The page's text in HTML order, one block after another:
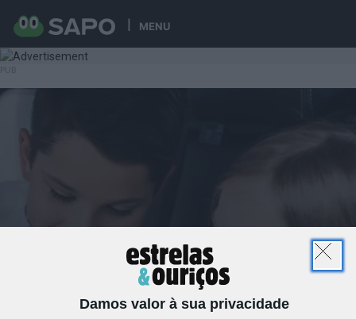
MENU
Damos valor à sua privacidade